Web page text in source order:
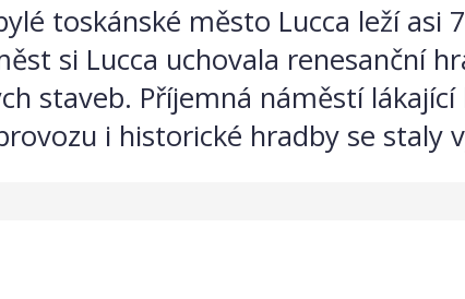
toskánské město Lucca leží asi
si Lucca uchovala renesanční
staveb. Příjemná náměstí
i historické hradby se staly